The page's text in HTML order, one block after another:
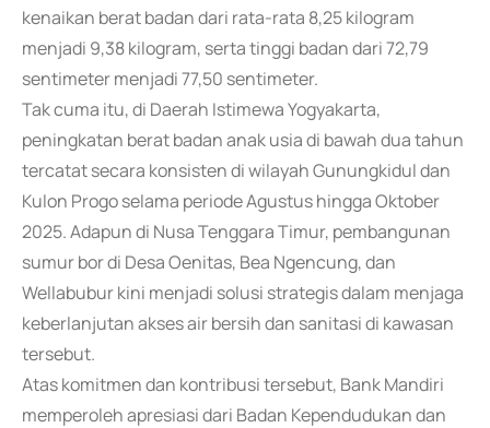
kenaikan berat badan dari rata-rata 8,25 kilogram
menjadi 9,38 kilogram, serta tinggi badan dari 72,79
sentimeter menjadi 77,50 sentimeter.
Tak cuma itu, di Daerah Istimewa Yogyakarta,
peningkatan berat badan anak usia di bawah dua tahun
tercatat secara konsisten di wilayah Gunungkidul dan
Kulon Progo selama periode Agustus hingga Oktober
2025. Adapun di Nusa Tenggara Timur, pembangunan
sumur bor di Desa Oenitas, Bea Ngencung, dan
Wellabubur kini menjadi solusi strategis dalam menjaga
keberlanjutan akses air bersih dan sanitasi di kawasan
tersebut.
Atas komitmen dan kontribusi tersebut, Bank Mandiri
memperoleh apresiasi dari Badan Kependudukan dan